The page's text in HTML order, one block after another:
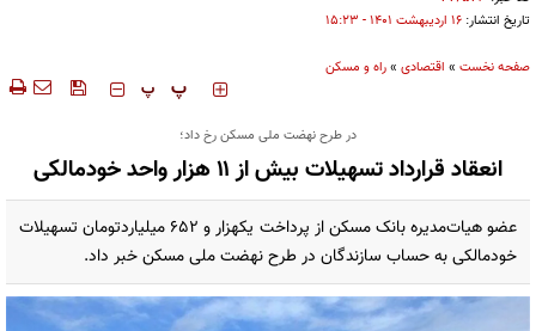
تاریخ انتشار: ۱۶ ارديبهشت ۱۴۰۱ - ۱۵:۲۳
صفحه نخست » اقتصادی »راه و مسکن
‍‍‍ پ پ
در طرح نهضت ملی مسکن رخ داد؛
انعقاد قرارداد تسهیلات بیش از ۱۱ هزار واحد خودمالکی
عضو هیات‌مدیره بانک مسکن از پرداخت یکهزار و ۶۵۲ میلیاردتومان تسهیلات
خودمالکی به حساب سازندگان در طرح نهضت ملی مسکن خبر داد.